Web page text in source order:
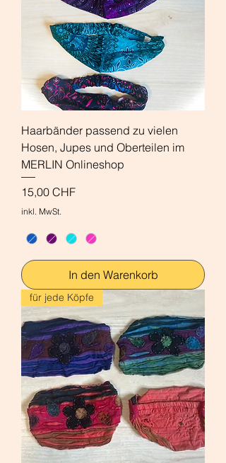
Haarbänder passend zu vielen
Hosen, Jupes und Oberteilen im
MERLIN Onlineshop
Preis
15,00 CHF
inkl. MwSt.
In den Warenkorb
für jede Köpfe